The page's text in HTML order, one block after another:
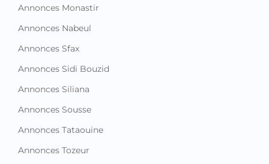
Annonces Monastir
Annonces Nabeul
Annonces Sfax
Annonces Sidi Bouzid
Annonces Siliana
Annonces Sousse
Annonces Tataouine
Annonces Tozeur